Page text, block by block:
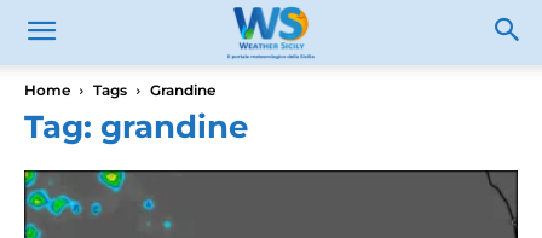
Home Tags Grandine
Tag: grandine